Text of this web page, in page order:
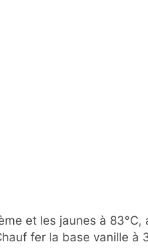
et les jaunes à 83°C,
fer la base vanille à